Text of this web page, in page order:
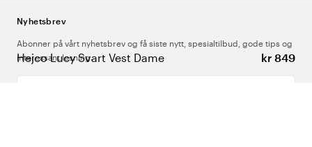
Hejco Lucy Svart Vest Dame kr 849
Nyhetsbrev
Abonner på vårt nyhetsbrev og få siste nytt, spesialtilbud, gode tips og
interessant lesning.
Skriv inn din e-postadresse